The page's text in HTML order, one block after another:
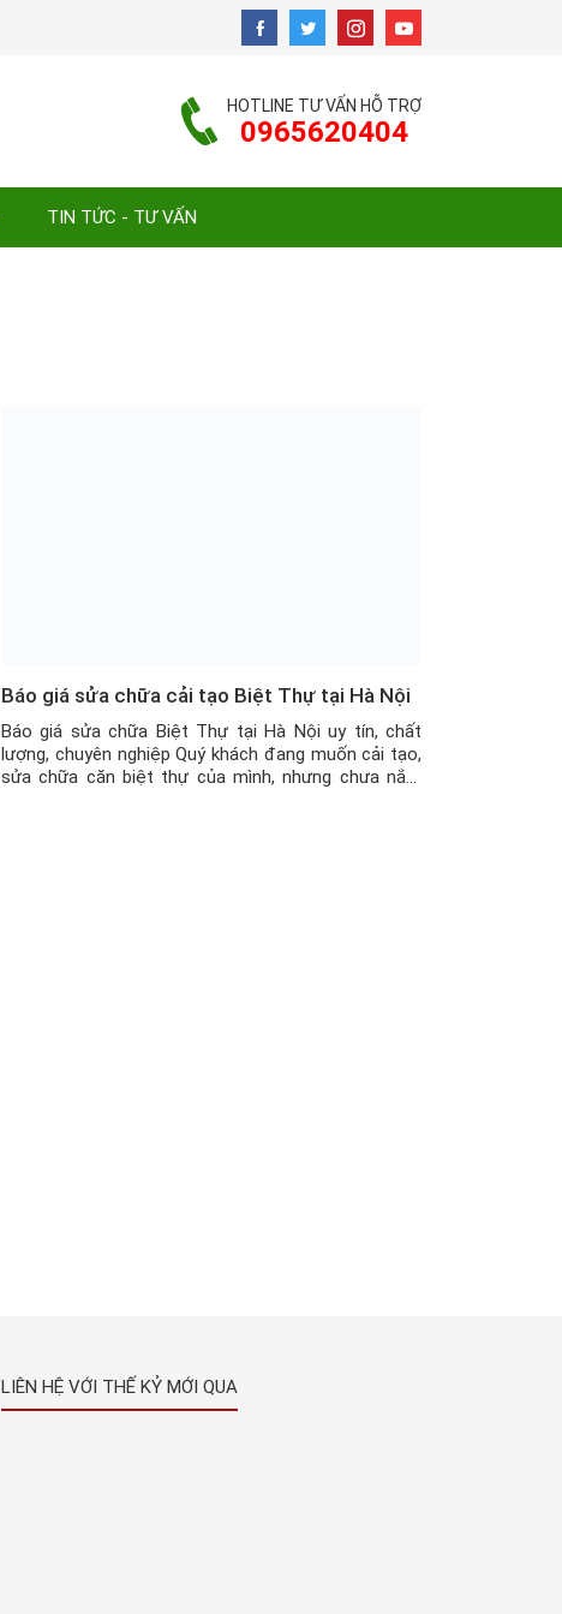
HOTLINE TƯ VẤN HỖ TRỢ
0965620404
TIN TỨC - TƯ VẤN
Báo giá sửa chữa cải tạo Biệt Thự tại Hà Nội
Báo giá sửa chữa Biệt Thự tại Hà Nội uy tín, chất
lượng, chuyên nghiệp Quý khách đang muốn cải tạo,
sửa chữa căn biệt thự của mình, nhưng chưa nắm
LIÊN HỆ VỚI THẾ KỶ MỚI QUA